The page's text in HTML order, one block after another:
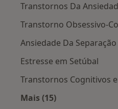
Transtornos Da
Transtorno Obsessivo-
Ansiedade Da
Estresse em Setúbal
Transtornos Cognitivos
Mais (15)